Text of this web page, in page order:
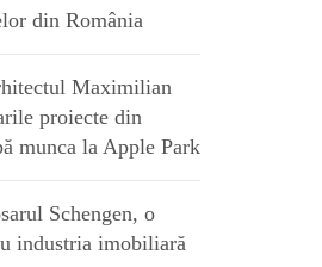
din România
Maximilian
proiecte din
munca la Apple Park
Schengen, o
industria imobiliară